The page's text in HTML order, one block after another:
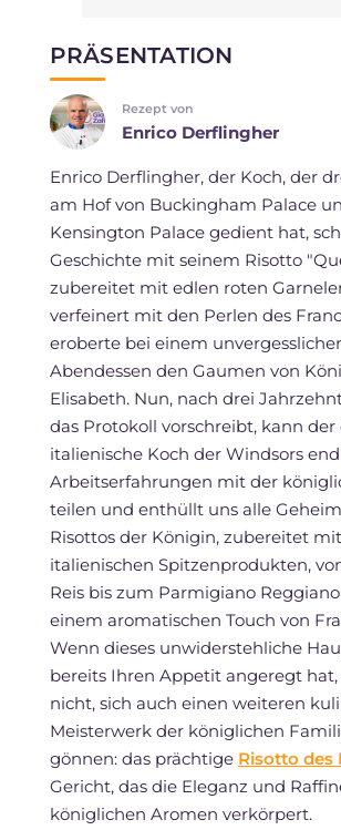
PRÄSENTATION
Rezept von
Enrico Derflingher
Enrico Derflingher, der Koch, der
am Hof von Buckingham Palace
Kensington Palace gedient hat,
Geschichte mit seinem Risotto
zubereitet mit edlen roten
verfeinert mit den Perlen des
eroberte bei einem
Abendessen den Gaumen von
Elisabeth. Nun, nach drei
das Protokoll vorschreibt, kann der
italienische Koch der Windsors
Arbeitserfahrungen mit der
teilen und enthüllt uns alle
Risottos der Königin, zubereitet mit
italienischen Spitzenprodukten,
Reis bis zum Parmigiano
einem aromatischen Touch von
Wenn dieses unwiderstehliche
bereits Ihren Appetit angeregt hat,
nicht, sich auch einen weiteren
Meisterwerk der königlichen
gönnen: das prächtige Risotto des
Gericht, das die Eleganz und
königlichen Aromen verkörpert.